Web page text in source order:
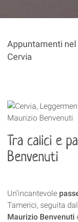
Appuntamenti nel
Cervia
Tra calici e
Benvenuti
Un’incantevole
Tamerici, seguita
Maurizio Benvenuti